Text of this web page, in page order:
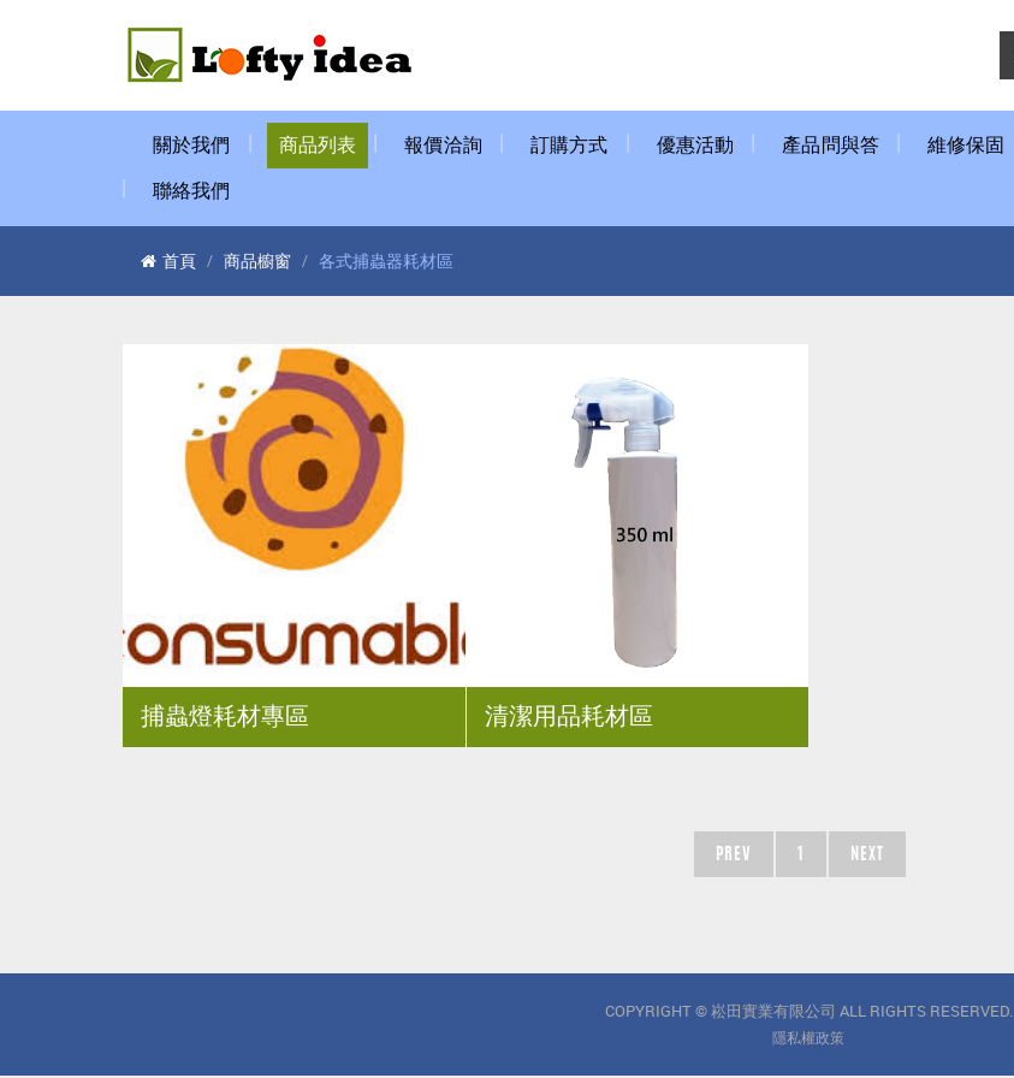
關於我們 商品列表 報價洽詢 訂購方式 優惠活動 產品問與答 維修保固
聯絡我們
首頁 商品櫥窗 各式捕蟲器耗材區
捕蟲燈耗材專區 清潔用品耗材區
PREV NEXT
COPYRIGHT © 崧田實業有限公司 ALL RIGHTS RESERVED.
隱私權政策